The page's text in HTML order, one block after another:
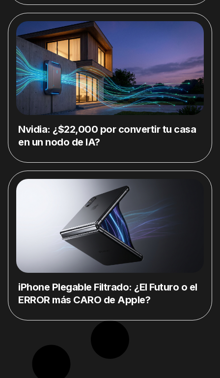
Nvidia: ¿$22,000 por convertir tu casa
en un nodo de IA?
iPhone Plegable Filtrado: ¿El Futuro o el
ERROR más CARO de Apple?